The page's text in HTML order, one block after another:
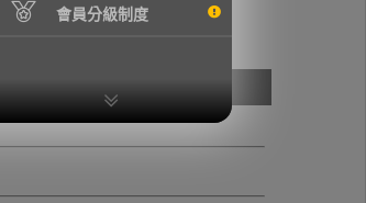
會員分級制度